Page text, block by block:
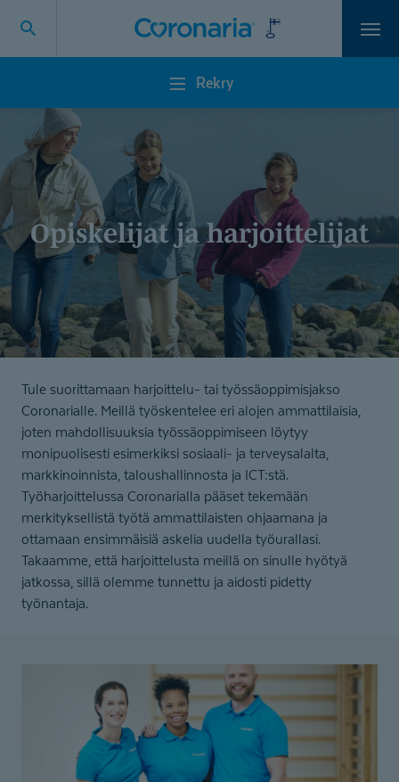
Rekry
Opiskelijat ja harjoittelijat
Tule suorittamaan harjoittelu- tai työssäoppimisjakso
Coronarialle. Meillä työskentelee eri alojen ammattilaisia,
joten mahdollisuuksia työssäoppimiseen löytyy
monipuolisesti esimerkiksi sosiaali- ja terveysalalta,
markkinoinnista, taloushallinnosta ja ICT:stä.
Työharjoittelussa Coronarialla pääset tekemään
merkityksellistä työtä ammattilaisten ohjaamana ja
ottamaan ensimmäisiä askelia uudella työurallasi.
Takaamme, että harjoittelusta meillä on sinulle hyötyä
jatkossa, sillä olemme tunnettu ja aidosti pidetty
työnantaja.